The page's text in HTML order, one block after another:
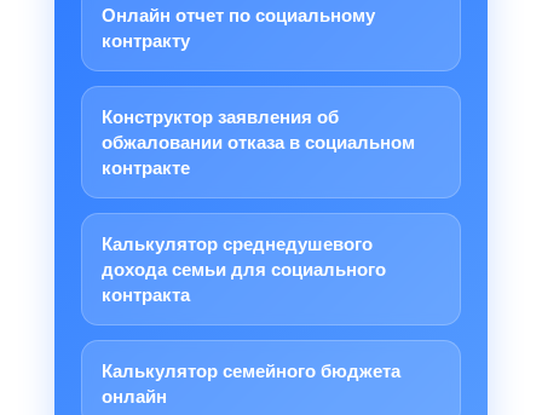
Онлайн отчет по социальному
контракту
Конструктор заявления об
обжаловании отказа в социальном
контракте
Калькулятор среднедушевого
дохода семьи для социального
контракта
Калькулятор семейного бюджета
онлайн